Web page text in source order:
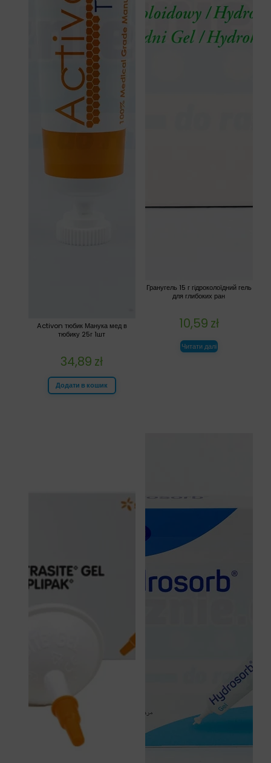
Гранугель 15 г гідроколоїдний гель
для глибоких ран
10,59 zł
Читати далі
Activon тюбик Манука мед в
тюбику 25г 1шт
34,89 zł
Додати в кошик